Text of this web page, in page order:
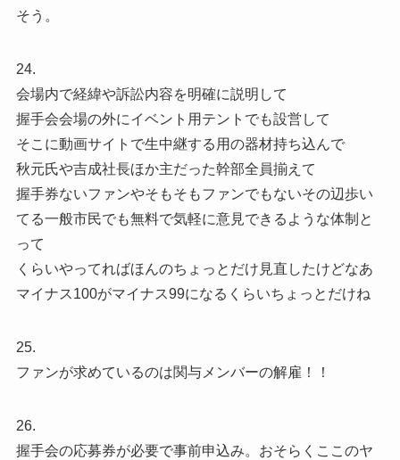
そう。
24.
会場内で経緯や訴訟内容を明確に説明して
握手会会場の外にイベント用テントでも設営して
そこに動画サイトで生中継する用の器材持ち込んで
秋元氏や吉成社長ほか主だった幹部全員揃えて
握手券ないファンやそもそもファンでもないその辺歩い
てる一般市民でも無料で気軽に意見できるような体制と
って
くらいやってればほんのちょっとだけ見直したけどなあ
マイナス100がマイナス99になるくらいちょっとだけね
25.
ファンが求めているのは関与メンバーの解雇！！
26.
握手会の応募券が必要で事前申込み。おそらくここのヤ